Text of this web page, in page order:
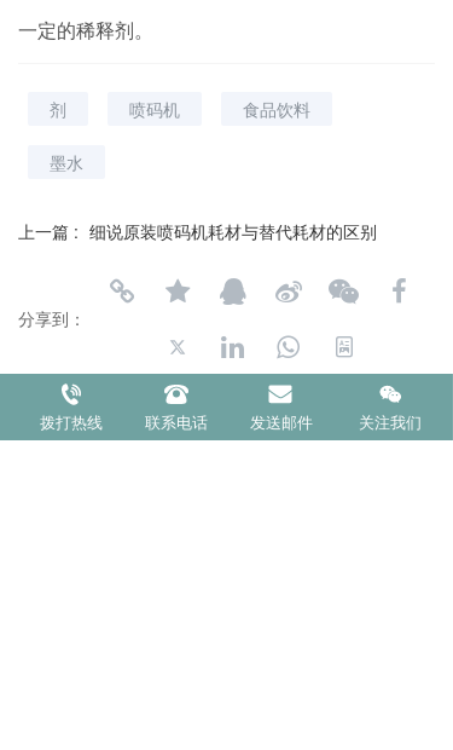
一定的稀释剂。
剂 喷码机 食品饮料
墨水
上一篇 : 细说原装喷码机耗材与替代耗材的区别
分享到：
长按或扫码识别 分享给好友
拨打热线 联系电话 发送邮件 关注我们